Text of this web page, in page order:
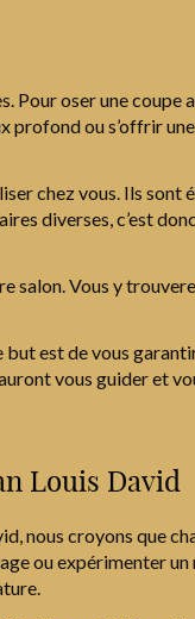
oser une coupe
profond ou s’offrir
chez vous. Ils
diverses, c’est
salon. Vous y
est de vous
vous guider et
Louis David
nous croyons que
ou expérimenter